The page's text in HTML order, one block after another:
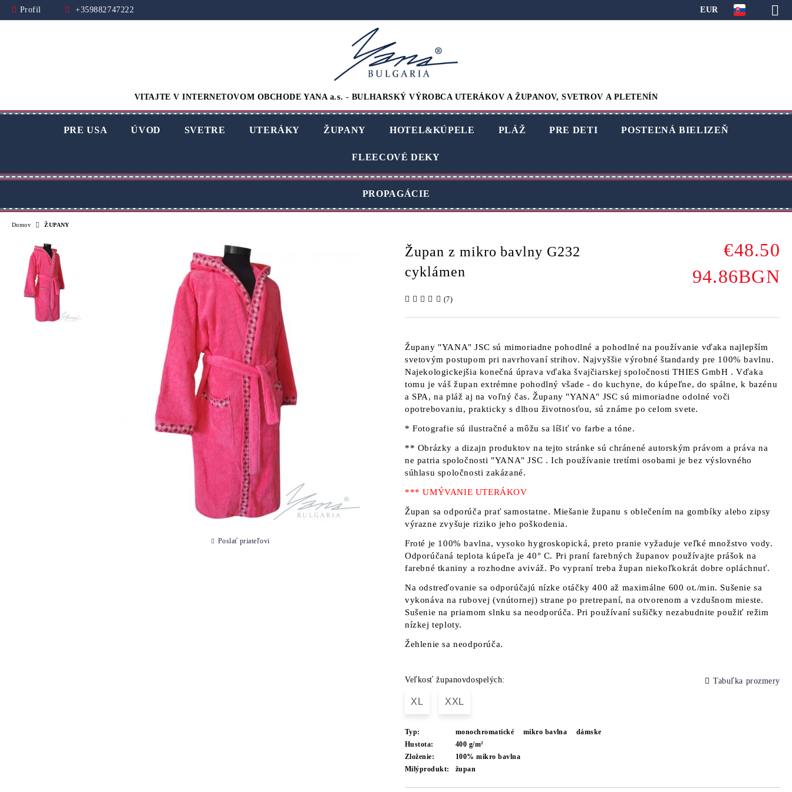
Profil +359882747222 EUR
VITAJTE V INTERNETOVOM OBCHODE YANA a.s. - BULHARSKÝ VÝROBCA UTERÁKOV A ŽUPANOV, SVETROV A PLETENÍN
PRE USA ÚVOD SVETRE UTERÁKY ŽUPANY HOTEL&KÚPELE PLÁŽ PRE DETI POSTEĽNÁ BIELIZEŇ
FLEECOVÉ DEKY
PROPAGÁCIE
Domov ŽUPANY
Župan z mikro bavlny G232
cyklámen
€48.50
94.86BGN
(7)
Župany "YANA" JSC sú mimoriadne pohodlné a pohodlné na používanie vďaka najlepším
svetovým postupom pri navrhovaní strihov. Najvyššie výrobné štandardy pre 100% bavlnu.
Najekologickejšia konečná úprava vďaka švajčiarskej spoločnostiTHIES GmbH . Vďaka
tomu je váš župan extrémne pohodlný všade - do kuchyne, do kúpeľne, do spálne, k bazénu
a SPA, na pláž aj na voľný čas. Župany "YANA" JSC sú mimoriadne odolné voči
opotrebovaniu, prakticky s dlhou životnosťou, sú známe po celom svete.
* Fotografie sú ilustračné a môžu sa líšiť vo farbe a tóne.
** Obrázky a dizajn produktov na tejto stránke sú chránené autorským právom a práva na
ne patria spoločnosti "YANA" JSC . Ich používanie tretími osobami je bez výslovného
súhlasu spoločnosti zakázané.
*** UMÝVANIE UTERÁKOV
Župan sa odporúča prať samostatne. Miešanie županu s oblečením na gombíky alebo zipsy
výrazne zvyšuje riziko jeho poškodenia.
Froté je 100% bavlna, vysoko hygroskopická, preto pranie vyžaduje veľké množstvo vody.
Odporúčaná teplota kúpeľa je 40° C. Pri praní farebných županov používajte prášok na
farebné tkaniny a rozhodne aviváž. Po vypraní treba župan niekoľkokrát dobre opláchnuť.
Na odstreďovanie sa odporúčajú nízke otáčky 400 až maximálne 600 ot./min. Sušenie sa
vykonáva na rubovej (vnútornej) strane po pretrepaní, na otvorenom a vzdušnom mieste.
Sušenie na priamom slnku sa neodporúča. Pri používaní sušičky nezabudnite použiť režim
nízkej teploty.
Žehlenie sa neodporúča.
Veľkosť županovdospelých: Tabuľka prozmery
XL XXL
Typ: monochromatické mikro bavlna
dámske
Hustota:
400 g/m²
Zloženie:
100% mikro bavlna
Milýprodukt:
župan
Poslať priateľovi